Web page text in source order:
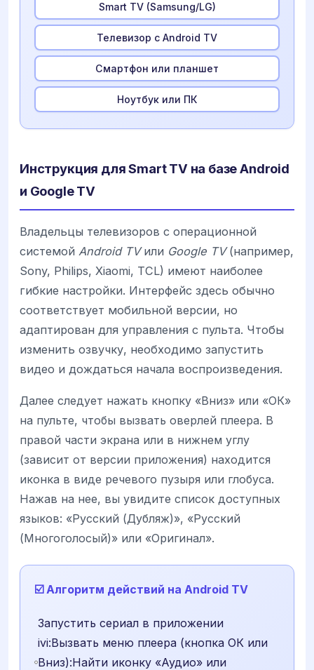
Smart TV (Samsung/LG)
Телевизор с Android TV
Смартфон или планшет
Ноутбук или ПК
Инструкция для Smart TV на базе Android
и Google TV
Владельцы телевизоров с операционной
системой Android TVили Google TV(например,
Sony, Philips, Xiaomi, TCL) имеют наиболее
гибкие настройки. Интерфейс здесь обычно
соответствует мобильной версии, но
адаптирован для управления с пульта. Чтобы
изменить озвучку, необходимо запустить
видео и дождаться начала воспроизведения.
Далее следует нажать кнопку «Вниз» или «ОК»
на пульте, чтобы вызвать оверлей плеера. В
правой части экрана или в нижнем углу
(зависит от версии приложения) находится
иконка в виде речевого пузыря или глобуса.
Нажав на нее, вы увидите список доступных
языков: «Русский (Дубляж)», «Русский
(Многоголосый)» или «Оригинал».
☑️ Алгоритм действий на Android TV
Запустить сериал в приложении
ivi:Вызвать меню плеера (кнопка ОК или
Вниз):Найти иконку «Аудио» или